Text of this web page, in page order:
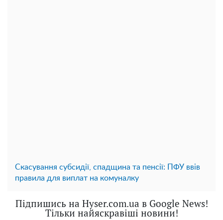
Скасування субсидії, спадщина та пенсії: ПФУ ввів
правила для виплат на комуналку
Підпишись на Hyser.com.ua в Google News!
Тільки найяскравіші новини!